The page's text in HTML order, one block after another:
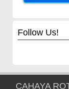
Follow Us!
CAHAYA